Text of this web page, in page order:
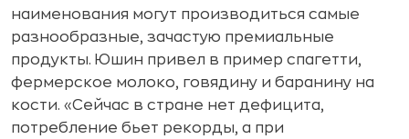
наименования могут производиться самые
разнообразные, зачастую премиальные
продукты. Юшин привел в пример спагетти,
фермерское молоко, говядину и баранину на
кости. «Сейчас в стране нет дефицита,
потребление бьет рекорды, а при